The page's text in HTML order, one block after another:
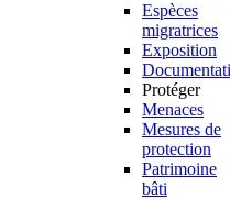
Espèces
migratrices
Exposition
Protéger
Menaces
Mesures de
protection
Patrimoine
bâti